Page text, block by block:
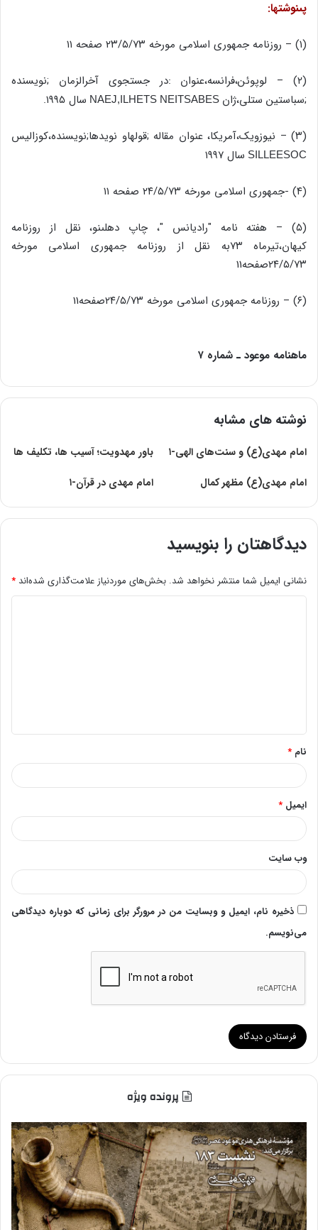
پى‏نوشتها:
(۱) – روزنامه جمهورى اسلامى مورخه ۲۳/۵/۷۳ صفحه ۱۱
(۲) – لوپوئن،فرانسه،عنوان :در جستجوى آخرالزمان ;نویسنده
;سباستین ستلى،ژان NEITSABES سال ۱۹۹۵.
(۳) – نیوزویک،آمریکا، عنوان مقاله ;قولهاو نویدها;نویسنده،کوزالیس
SILLEESOC سال ۱۹۹۷
(۴) -جمهورى اسلامى مورخه ۲۴/۵/۷۳ صفحه ۱۱
(۵) – هفته نامه "رادیانس "، چاپ دهلى‏نو، نقل از روزنامه
کیهان،تیرماه ۷۳به نقل از روزنامه جمهورى اسلامى مورخه
۲۴/۵/۷۳صفحه‏11
(۶) – روزنامه جمهورى اسلامى مورخه ۲۴/۵/۷۳صفحه‏11
ماهنامه موعود ـ شماره ۷
نوشته های مشابه
امام‌ مهدی‌(ع‌) و سنت‌های‌ الهی-۱
باور مهدویت؛ آسیب ها، تکلیف ها
امام مهدی(ع) مظهر کمال
امام مهدی در قرآن-۱
دیدگاهتان را بنویسید
نشانی ایمیل شما منتشر نخواهد شد. بخش‌های موردنیاز علامت‌گذاری شده‌اند *
*
نام *
ایمیل *
وب‌ سایت
ذخیره نام، ایمیل و وبسایت من در مرورگر برای زمانی که دوباره دیدگاهی
می‌نویسم.
پرونده ویژه